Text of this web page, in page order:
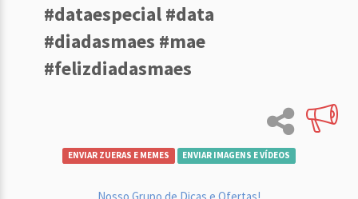
#dataespecial #data
#diadasmaes #mae
#felizdiadasmaes
ENVIAR ZUERAS E MEMES ENVIAR IMAGENS E VÍDEOS
Nosso Grupo de Dicas e Ofertas!